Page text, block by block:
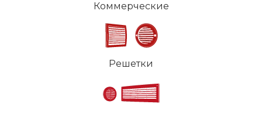
Коммерческие
Решетки